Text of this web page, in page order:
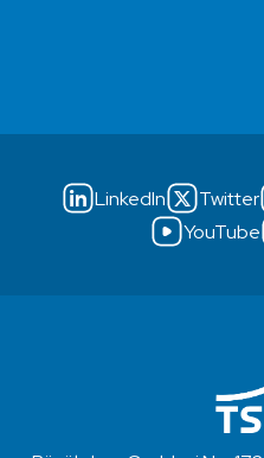
LinkedIn Twitter
YouTube